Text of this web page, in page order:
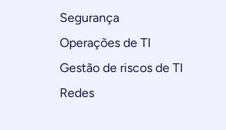
Segurança
Operações de TI
Gestão de riscos de TI
Redes